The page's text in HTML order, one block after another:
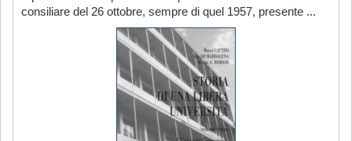
consiliare del 26 ottobre, sempre di quel 1957, presente ...